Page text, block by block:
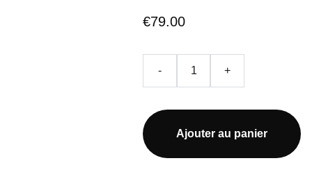
€79.00
- +
Ajouter au panier